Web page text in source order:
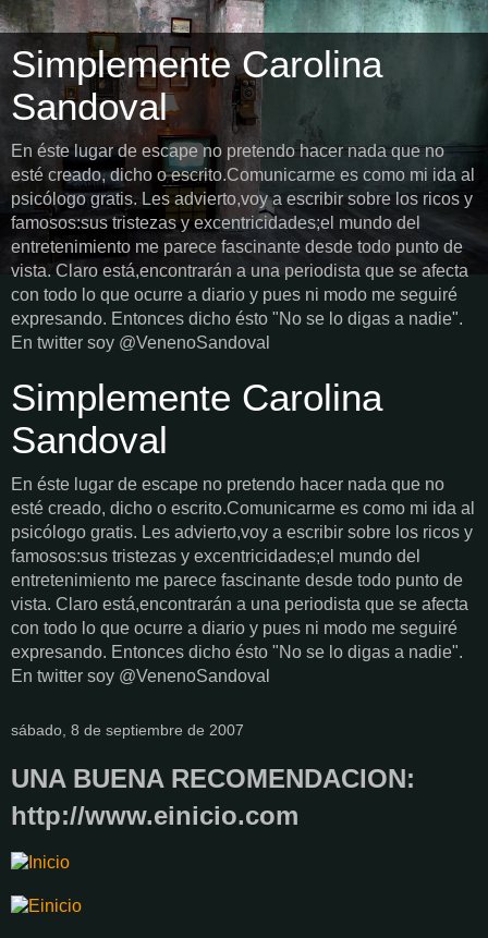
Simplemente Carolina
Sandoval
En éste lugar de escape no pretendo hacer nada que no
esté creado, dicho o escrito.Comunicarme es como mi ida al
psicólogo gratis. Les advierto,voy a escribir sobre los ricos y
famosos:sus tristezas y excentricidades;el mundo del
entretenimiento me parece fascinante desde todo punto de
vista. Claro está,encontrarán a una periodista que se afecta
con todo lo que ocurre a diario y pues ni modo me seguiré
expresando. Entonces dicho ésto "No se lo digas a nadie".
En twitter soy @VenenoSandoval
Simplemente Carolina
Sandoval
En éste lugar de escape no pretendo hacer nada que no
esté creado, dicho o escrito.Comunicarme es como mi ida al
psicólogo gratis. Les advierto,voy a escribir sobre los ricos y
famosos:sus tristezas y excentricidades;el mundo del
entretenimiento me parece fascinante desde todo punto de
vista. Claro está,encontrarán a una periodista que se afecta
con todo lo que ocurre a diario y pues ni modo me seguiré
expresando. Entonces dicho ésto "No se lo digas a nadie".
En twitter soy @VenenoSandoval
sábado, 8 de septiembre de 2007
UNA BUENA RECOMENDACION:
http://www.einicio.com